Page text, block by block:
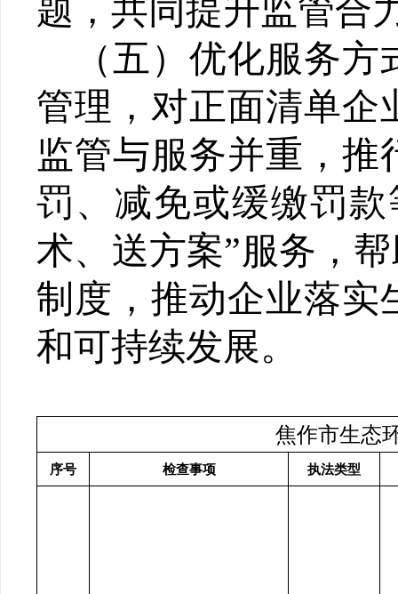
题，共同提升监管合
（五）优化服务
管理，对正面清单企
监管与服务并重 ，
罚、减免或缓缴罚
术、送方案”服务，
制度，推动企业落实
和可持续发展。
焦作市生态
序号 检查事项 执法类型